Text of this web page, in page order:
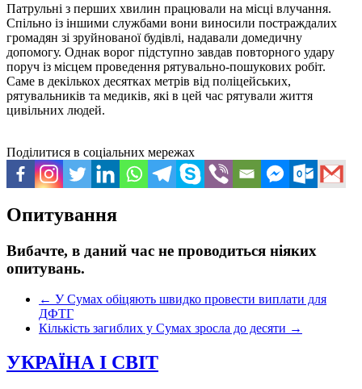
Патрульні з перших хвилин працювали на місці влучання.
Спільно із іншими службами вони виносили постраждалих
громадян зі зруйнованої будівлі, надавали домедичну
допомогу. Однак ворог підступно завдав повторного удару
поруч із місцем проведення рятувально-пошукових робіт.
Саме в декількох десятках метрів від поліцейських,
рятувальників та медиків, які в цей час рятували життя
цивільних людей.
Поділитися в соціальних мережах
Опитування
Вибачте, в даний час не проводиться ніяких
опитувань.
← У Сумах обіцяють швидко провести виплати для
ДФТГ
Кількість загиблих у Сумах зросла до десяти →
УКРАЇНА І СВІТ